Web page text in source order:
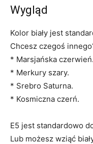
Wygląd
Kolor biały jest
Chcesz czegoś
* Marsjańska czerwień.
* Merkury szary.
* Srebro Saturna.
* Kosmiczna czerń.
E5 jest standardowo
Lub możesz wziąć